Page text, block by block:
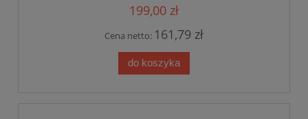
199,00 zł
Cena netto: 161,79 zł
do koszyka